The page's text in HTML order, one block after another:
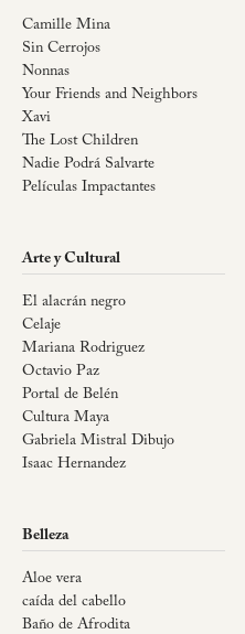
Camille Mina
Sin Cerrojos
Nonnas
Your Friends and Neighbors
Xavi
The Lost Children
Nadie Podrá Salvarte
Películas Impactantes
Arte y Cultural
El alacrán negro
Celaje
Mariana Rodriguez
Octavio Paz
Portal de Belén
Cultura Maya
Gabriela Mistral Dibujo
Isaac Hernandez
Belleza
Aloe vera
caída del cabello
Baño de Afrodita